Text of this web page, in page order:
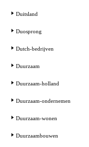
Duitsland
Duosprong
Dutch-bedrijven
Duurzaam
Duurzaam-holland
Duurzaam-ondernemen
Duurzaam-wonen
Duurzaambouwen